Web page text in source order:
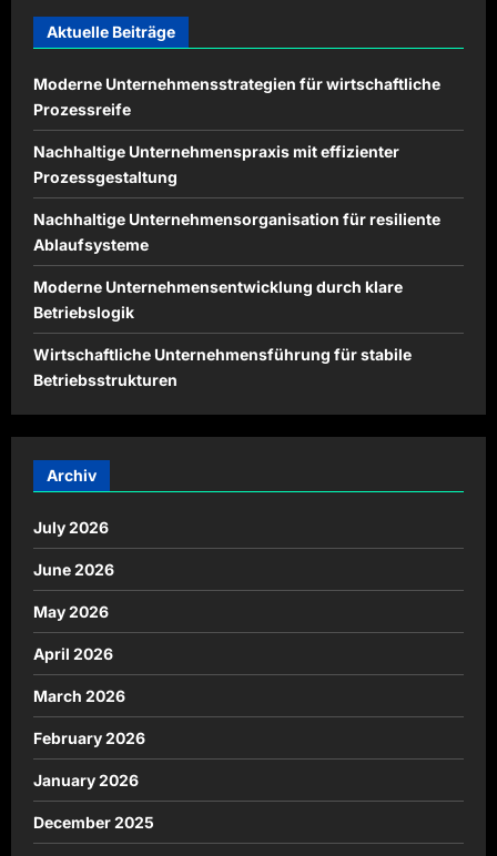
Aktuelle Beiträge
Moderne Unternehmensstrategien für wirtschaftliche
Prozessreife
Nachhaltige Unternehmenspraxis mit effizienter
Prozessgestaltung
Nachhaltige Unternehmensorganisation für resiliente
Ablaufsysteme
Moderne Unternehmensentwicklung durch klare
Betriebslogik
Wirtschaftliche Unternehmensführung für stabile
Betriebsstrukturen
Archiv
July 2026
June 2026
May 2026
April 2026
March 2026
February 2026
January 2026
December 2025